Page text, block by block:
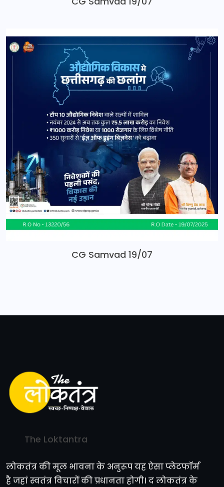
CG Samvad 19/07
The Loktantra
लोकतंत्र की मूल भावना के अनुरूप यह ऐसा प्लेटफॉर्म
है जहां स्वतंत्र विचारों की प्रधानता होगी। द लोकतंत्र के